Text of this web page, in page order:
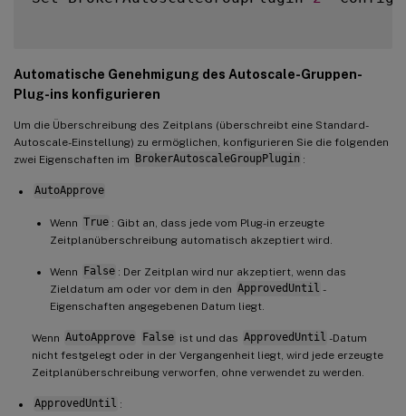
Automatische Genehmigung des Autoscale-Gruppen-
Plug-ins konfigurieren
Um die Überschreibung des Zeitplans (überschreibt eine Standard-
Autoscale-Einstellung) zu ermöglichen, konfigurieren Sie die folgenden
zwei Eigenschaften im
BrokerAutoscaleGroupPlugin :
AutoApprove
Wenn True : Gibt an, dass jede vom Plug-in erzeugte
Zeitplanüberschreibung automatisch akzeptiert wird.
Wenn False : Der Zeitplan wird nur akzeptiert, wenn das
Zieldatum am oder vor dem in den ApprovedUntil -
Eigenschaften angegebenen Datum liegt.
Wenn AutoApprove False ist und das ApprovedUntil -Datum
nicht festgelegt oder in der Vergangenheit liegt, wird jede erzeugte
Zeitplanüberschreibung verworfen, ohne verwendet zu werden.
ApprovedUntil :